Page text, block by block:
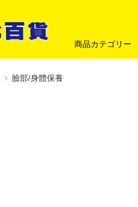
商品カテゴリー
臉部/身體保養